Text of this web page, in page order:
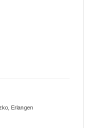
Erlangen